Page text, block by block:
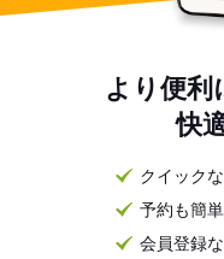
より便利
快
クイック
予約も簡
会員登録